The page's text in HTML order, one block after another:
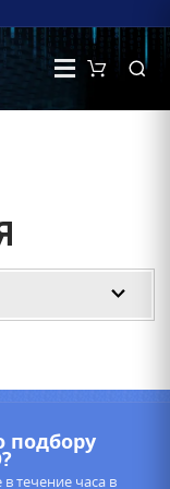
подбору
течение часа в